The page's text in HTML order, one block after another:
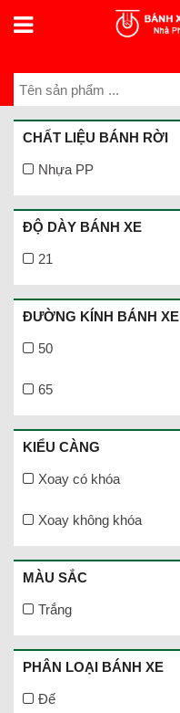
CHẤT LIỆU BÁNH RỜI
Nhựa PP
ĐỘ DÀY BÁNH XE
21
ĐƯỜNG KÍNH BÁNH XE
50
65
KIỂU CÀNG
Xoay có khóa
Xoay không khóa
MÀU SẮC
Trắng
PHÂN LOẠI BÁNH XE
Đế